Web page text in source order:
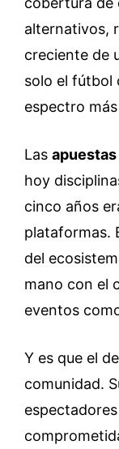
alternativos,
creciente de
solo el fútbol
espectro
Las
hoy
cinco años
plataformas.
del
mano con el
eventos
Y es que el
comunidad.